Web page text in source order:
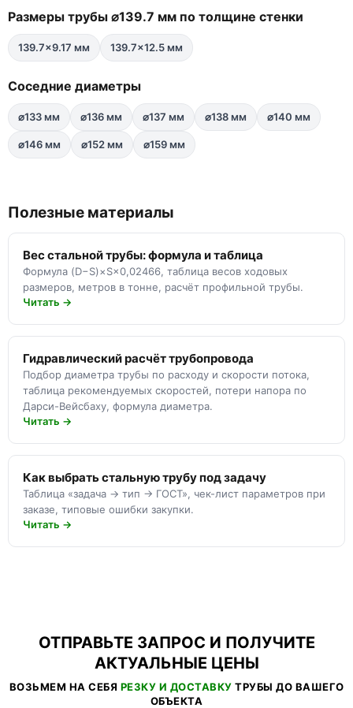
Размеры трубы ⌀139.7 мм по толщине стенки
139.7×9.17 мм 139.7×12.5 мм
Соседние диаметры
⌀133 мм ⌀136 мм ⌀137 мм ⌀138 мм ⌀140 мм
⌀146 мм ⌀152 мм ⌀159 мм
Полезные материалы
Вес стальной трубы: формула и таблица
Формула (D−S)×S×0,02466, таблица весов ходовых
размеров, метров в тонне, расчёт профильной трубы.
Читать →
Гидравлический расчёт трубопровода
Подбор диаметра трубы по расходу и скорости потока,
таблица рекомендуемых скоростей, потери напора по
Дарси-Вейсбаху, формула диаметра.
Читать →
Как выбрать стальную трубу под задачу
Таблица «задача → тип → ГОСТ», чек-лист параметров при
заказе, типовые ошибки закупки.
Читать →
ОТПРАВЬТЕ ЗАПРОС И ПОЛУЧИТЕ
АКТУАЛЬНЫЕ ЦЕНЫ
ВОЗЬМЕМ НА СЕБЯ РЕЗКУ И ДОСТАВКУ ТРУБЫ ДО ВАШЕГО
ОБЪЕКТА